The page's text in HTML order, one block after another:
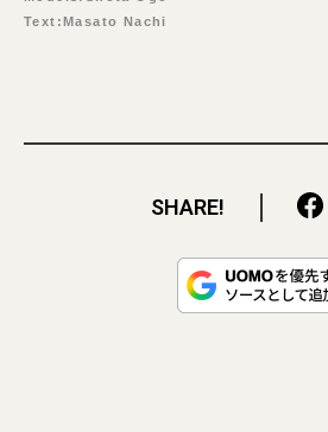
Text:Masato Nachi
SHARE!